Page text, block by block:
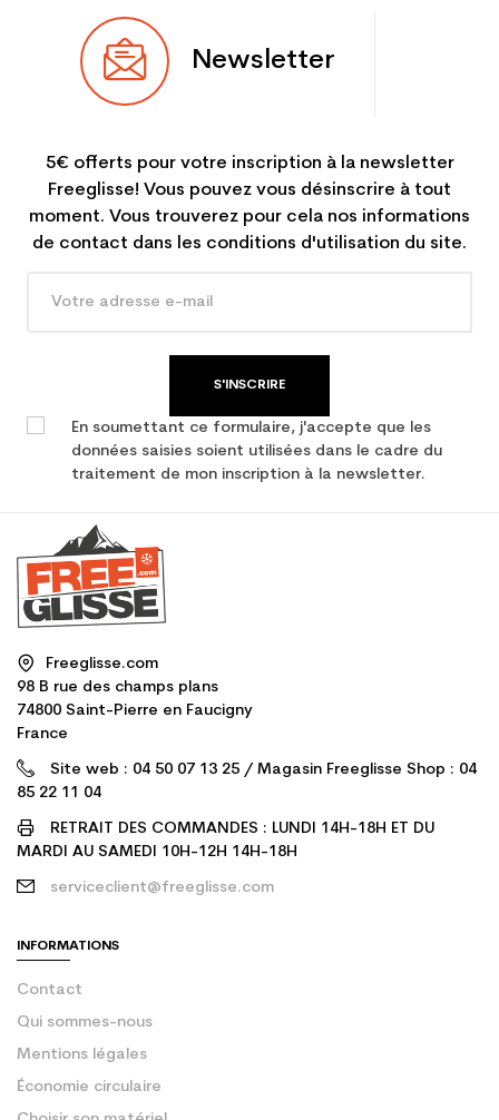
Newsletter
5€ offerts pour votre inscription à la newsletter
Freeglisse! Vous pouvez vous désinscrire à tout
moment. Vous trouverez pour cela nos informations
de contact dans les conditions d'utilisation du site.
S'INSCRIRE
En soumettant ce formulaire, j'accepte que les
données saisies soient utilisées dans le cadre du
traitement de mon inscription à la newsletter.
Freeglisse.com
98 B rue des champs plans
74800 Saint-Pierre en Faucigny
France
Site web : 04 50 07 13 25 / Magasin Freeglisse Shop : 04
85 22 11 04
RETRAIT DES COMMANDES : LUNDI 14H-18H ET DU
MARDI AU SAMEDI 10H-12H 14H-18H
serviceclient@freeglisse.com
INFORMATIONS
Contact
Qui sommes-nous
Mentions légales
Économie circulaire